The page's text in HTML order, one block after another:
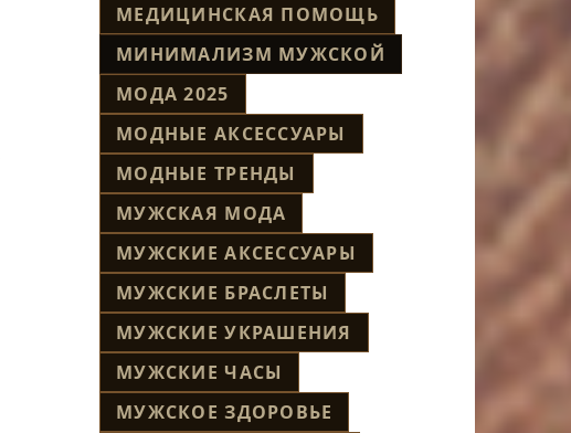
МЕДИЦИНСКАЯ ПОМОЩЬ
МИНИМАЛИЗМ МУЖСКОЙ
МОДА 2025
МОДНЫЕ АКСЕССУАРЫ
МОДНЫЕ ТРЕНДЫ
МУЖСКАЯ МОДА
МУЖСКИЕ АКСЕССУАРЫ
МУЖСКИЕ БРАСЛЕТЫ
МУЖСКИЕ УКРАШЕНИЯ
МУЖСКИЕ ЧАСЫ
МУЖСКОЕ ЗДОРОВЬЕ